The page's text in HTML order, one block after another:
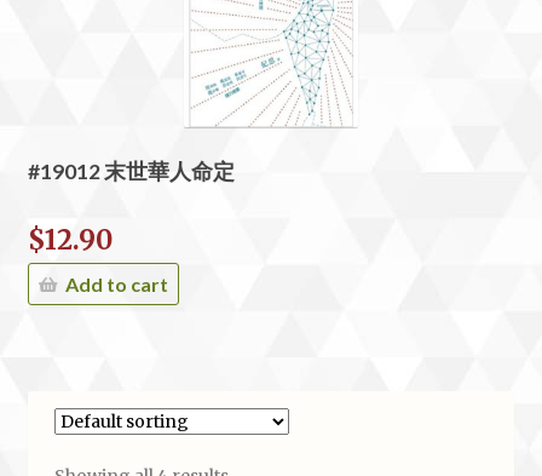
#19012 末世華人命定
$12.90
Add to cart